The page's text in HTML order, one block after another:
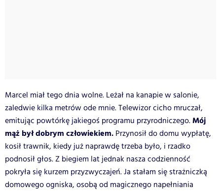
Marcel miał tego dnia wolne. Leżał na kanapie w salonie,
zaledwie kilka metrów ode mnie. Telewizor cicho mruczał,
emitując powtórkę jakiegoś programu przyrodniczego.Mój
mąż był dobrym człowiekiem. Przynosił do domu wypłatę,
kosił trawnik, kiedy już naprawdę trzeba było, i rzadko
podnosił głos. Z biegiem lat jednak nasza codzienność
pokryła się kurzem przyzwyczajeń. Ja stałam się strażniczką
domowego ogniska, osobą od magicznego napełniania